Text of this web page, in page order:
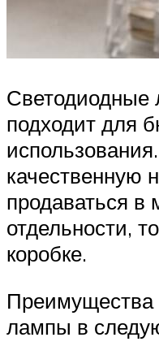
Светодиодные
подходит для
качественную
продаваться в
отдельности,
коробке.
Преимущества
лампы в